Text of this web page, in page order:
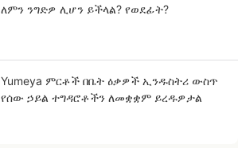
ለምን ንግድዎ ሊሆን ይችላል? የወደፊት?
Yumeya ምርቶች በቤት ዕቃዎች ኢንዱስትሪ ውስጥ
የሰው ኃይል ተግዳሮቶችን ለመቋቋም ይረዱዎታል